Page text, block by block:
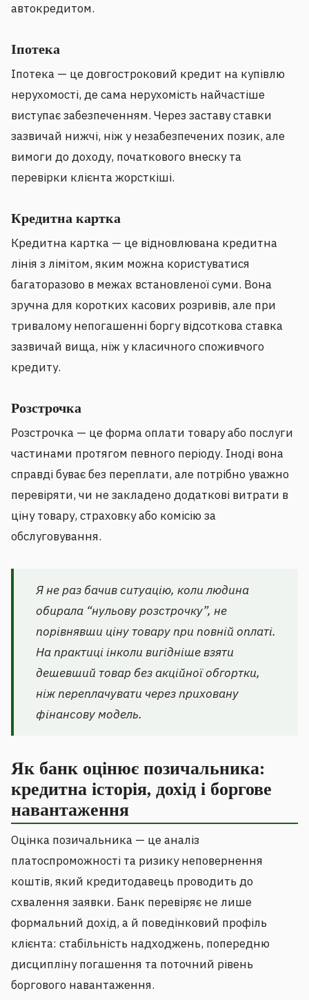
автокредитом.
Іпотека
Іпотека — це довгостроковий кредит на купівлю
нерухомості, де сама нерухомість найчастіше
виступає забезпеченням. Через заставу ставки
зазвичай нижчі, ніж у незабезпечених позик, але
вимоги до доходу, початкового внеску та
перевірки клієнта жорсткіші.
Кредитна картка
Кредитна картка — це відновлювана кредитна
лінія з лімітом, яким можна користуватися
багаторазово в межах встановленої суми. Вона
зручна для коротких касових розривів, але при
тривалому непогашенні боргу відсоткова ставка
зазвичай вища, ніж у класичного споживчого
кредиту.
Розстрочка
Розстрочка — це форма оплати товару або послуги
частинами протягом певного періоду. Іноді вона
справді буває без переплати, але потрібно уважно
перевіряти, чи не закладено додаткові витрати в
ціну товару, страховку або комісію за
обслуговування.
Я не раз бачив ситуацію, коли людина
обирала “нульову розстрочку”, не
порівнявши ціну товару при повній оплаті.
На практиці інколи вигідніше взяти
дешевший товар без акційної обгортки,
ніж переплачувати через приховану
фінансову модель.
Як банк оцінює позичальника:
кредитна історія, дохід і боргове
навантаження
Оцінка позичальника — це аналіз
платоспроможності та ризику неповернення
коштів, який кредитодавець проводить до
схвалення заявки. Банк перевіряє не лише
формальний дохід, а й поведінковий профіль
клієнта: стабільність надходжень, попередню
дисципліну погашення та поточний рівень
боргового навантаження.